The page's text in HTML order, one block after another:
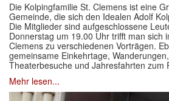
Die Kolpingfamilie St. Clemens ist eine
Gemeinde, die sich den Idealen Adolf
Die Mitglieder sind aufgeschlossene
Donnerstag um 19.00 Uhr trifft man sich
Clemens zu verschiedenen Vorträgen.
gemeinsame Einkehrtage,
Theaterbesuche und Jahresfahrten zum
Mehr lesen...